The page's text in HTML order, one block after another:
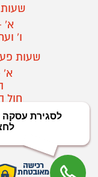
שעות
א'
ו'
שעות
א'
חול